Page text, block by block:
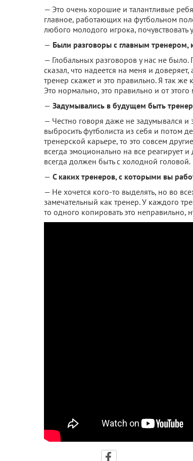
— Это очень хорошие и талантливые
главное, работающих на футбольном
любого молодого игрока, почувствовать
— Были разговоры с главным тренером,
— Глобальных разговоров у нас не
сказал, что надеется на меня и
тренер скажет и это правильно. Я так
Это нормально, это правильно и от
— Задумывались в будущем быть
— Честно говоря даже не задумывался и
выбросить футболиста из себя и потом
тренерской карьере, то это совсем
всегда эмоционально на все реагирует и
всегда должен быть с холодной головой.
— С каких тренеров, с которыми вы
— Не хочется кого-то выделять, но во
замечательный как тренер. У каждого
то одного копировать это неправильно,